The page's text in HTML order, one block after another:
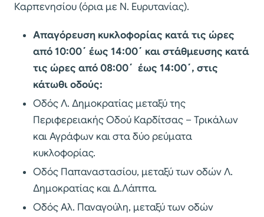
Καρπενησίου (όρια με Ν. Ευρυτανίας).
Απαγόρευση κυκλοφορίας κατά τις ώρες
από 10:00΄ έως 14:00΄ και στάθμευσης κατά
τις ώρες από 08:00΄ έως 14:00΄, στις
κάτωθι οδούς:
Οδός Λ. Δημοκρατίας μεταξύ της
Περιφερειακής Οδού Καρδίτσας – Τρικάλων
και Αγράφων και στα δύο ρεύματα
κυκλοφορίας.
Οδός Παπαναστασίου, μεταξύ των οδών Λ.
Δημοκρατίας και Δ.Λάππα.
Οδός Αλ. Παναγούλη, μεταξύ των οδών